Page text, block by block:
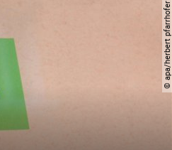
© apa/herbert pfarrhofer